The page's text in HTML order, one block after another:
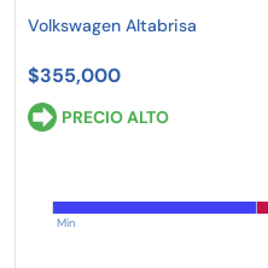
Volkswagen Altabrisa
$355,000
PRECIO ALTO
Min